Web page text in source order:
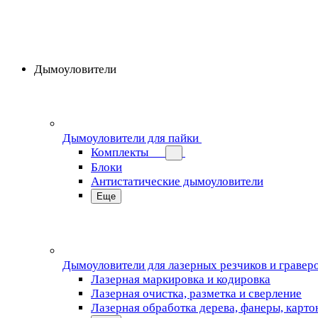
Дымоуловители
Дымоуловители для пайки
Комплекты
Блоки
Антистатические дымоуловители
Еще
Дымоуловители для лазерных резчиков и
Лазерная маркировка и кодировка
Лазерная очистка, разметка и сверление
Лазерная обработка дерева, фанеры,